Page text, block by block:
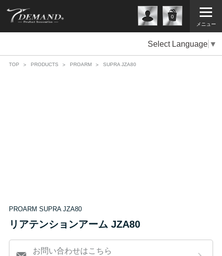
メニュー
0
Select Language ▼
TOP PRODUCTS PROARM SUPRA JZA80
PROARM SUPRA JZA80
リアテンションアーム JZA80
お問い合わせはこちら